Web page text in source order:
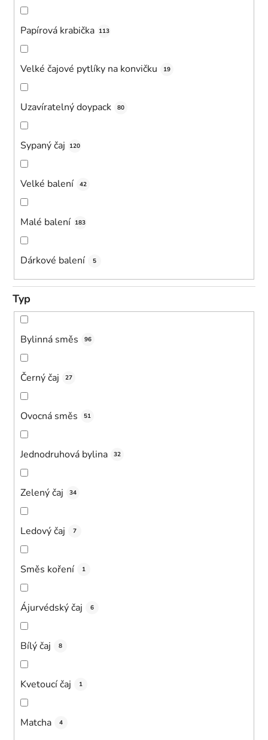
Papírová krabička 113
Velké čajové pytlíky na konvičku 19
Uzavíratelný doypack 80
Sypaný čaj 120
Velké balení 42
Malé balení 183
Dárkové balení 5
Typ
Bylinná směs 96
Černý čaj 27
Ovocná směs 51
Jednodruhová bylina 32
Zelený čaj 34
Ledový čaj 7
Směs koření 1
Ájurvédský čaj 6
Bílý čaj 8
Kvetoucí čaj 1
Matcha 4